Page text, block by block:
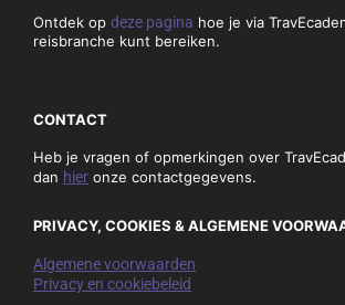
Ontdek op deze pagina hoe je via
reisbranche kunt bereiken.
CONTACT
Heb je vragen of opmerkingen over
dan hier onze contactgegevens.
PRIVACY, COOKIES & ALGEMENE
Algemene voorwaarden
Privacy en cookiebeleid